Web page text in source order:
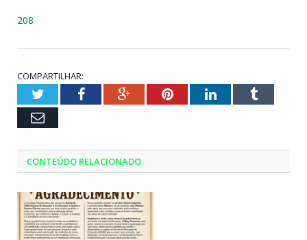
208
COMPARTILHAR:
TwitterFacebookGoogle+PinterestLinkedInTumblr
Email
CONTEÚDO RELACIONADO